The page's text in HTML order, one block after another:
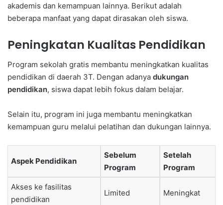
akademis dan kemampuan lainnya. Berikut adalah
beberapa manfaat yang dapat dirasakan oleh siswa.
Peningkatan Kualitas Pendidikan
Program sekolah gratis membantu meningkatkan kualitas
pendidikan di daerah 3T. Dengan adanya dukungan
pendidikan, siswa dapat lebih fokus dalam belajar.
Selain itu, program ini juga membantu meningkatkan
kemampuan guru melalui pelatihan dan dukungan lainnya.
Aspek Pendidikan
Sebelum
Program
Setelah
Program
Akses ke fasilitas
pendidikan
Limited Meningkat